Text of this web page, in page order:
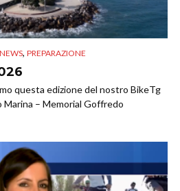
NEWS, PREPARAZIONE
questa edizione del nostro BikeTg
Marina – Memorial Goffredo